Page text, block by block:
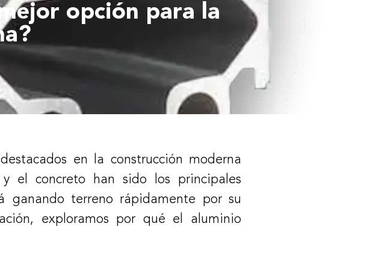
opción para la
en la construcción moderna
el concreto han sido los principales
ganando terreno rápidamente por su
exploramos por qué el aluminio